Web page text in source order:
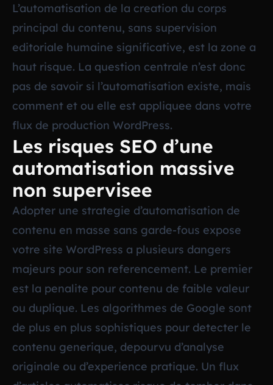
L’automatisation de la creation du corps
principal du contenu, sans supervision
editoriale humaine significative, est la zone a
haut risque. La question centrale n’est donc
pas de savoir si l’automatisation existe, mais
comment et ou elle est appliquee dans votre
flux de production WordPress.
Les risques SEO d’une
automatisation massive
non supervisee
Adopter une strategie d’automatisation de
contenu en masse sans garde-fous expose
votre site WordPress a plusieurs dangers
majeurs pour son referencement. Le premier
est la penalite pour contenu de faible valeur
ou duplique. Les algorithmes de Google sont
de plus en plus sophistiques pour detecter le
contenu generique, depourvu d’analyse
originale ou d’experience pratique. Un flux